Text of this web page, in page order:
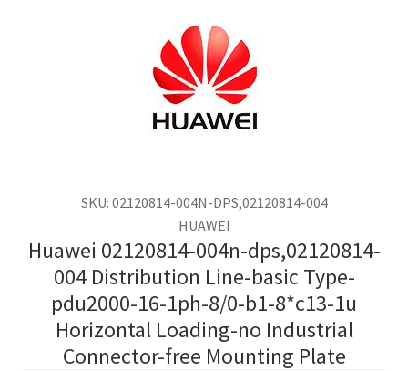
SKU: 02120814-004N-DPS,02120814-004
HUAWEI
Huawei 02120814-004n-dps,02120814-
004 Distribution Line-basic Type-
pdu2000-16-1ph-8/0-b1-8*c13-1u
Horizontal Loading-no Industrial
Connector-free Mounting Plate